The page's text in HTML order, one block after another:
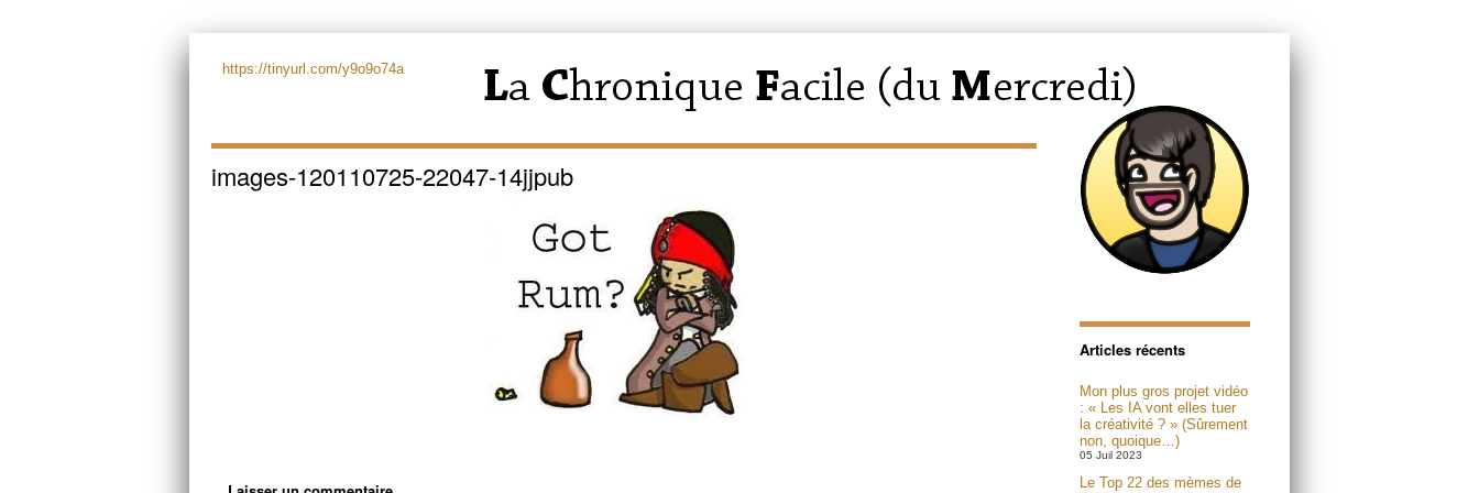
https://tinyurl.com/y9o9o74a
images-120110725-22047-14jjpub
Articles récents
Mon plus gros projet vidéo
: « Les IA vont elles tuer
la créativité ? » (Sûrement
non, quoique…)
05 Juil 2023
Le Top 22 des mèmes de